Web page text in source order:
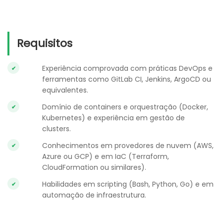
Requisitos
Experiência comprovada com práticas DevOps e
ferramentas como GitLab CI, Jenkins, ArgoCD ou
equivalentes.
Domínio de containers e orquestração (Docker,
Kubernetes) e experiência em gestão de
clusters.
Conhecimentos em provedores de nuvem (AWS,
Azure ou GCP) e em IaC (Terraform,
CloudFormation ou similares).
Habilidades em scripting (Bash, Python, Go) e em
automação de infraestrutura.